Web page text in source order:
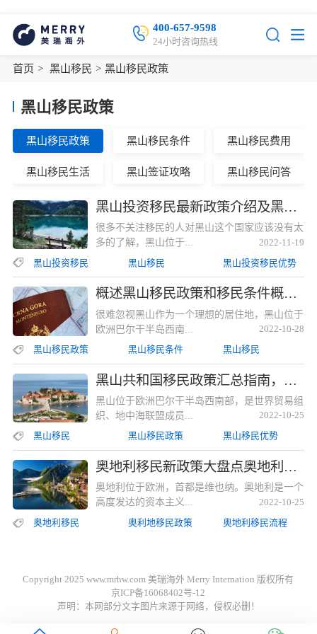
400-657-9598
24小时咨询热线
首页 > 黑山移民 > 黑山移民政策
黑山移民政策
黑山移民政策 黑山移民条件 黑山移民费用
黑山移民生活 黑山签证攻略 黑山移民问答
黑山投资移民最新政策介绍及黑山投资移民优势分析黑山投资移民最新政策介绍及黑山投资移民优势分析
很多不关注移民的人对黑山这个国家应该没有太
多的了解，黑山位于...
2022-11-19
黑山投资移民
黑山移民 黑山投资移民优势
概述黑山移民政策和移民条件概述黑山移民政策和移民条件
很难忽视黑山作为一个理想的居住地，黑山位于
欧洲巴尔干半岛西南...
2022-10-28
黑山移民政策
黑山移民条件 黑山移民
黑山共和国移民政策汇总指南，这些事项不注意要吃亏！黑山共和国移民政策汇总指南，这些事项不注意要吃亏！
黑山位于欧洲巴尔干半岛西南部，是世界贸易组
织、地中海联盟成员...
2022-10-25
黑山移民
黑山移民政策 黑山移民优势
奥地利移民新政策大盘点奥地利移民新政策大盘点
奥地利位于欧洲，首都是维也纳。奥地利是一个
高度发达的资本主义...
2022-10-25
奥地利移民
奥利地移民政策 奥地利移民流程
Copyright 2025 www.mrhw.com 美瑞海外 Merry Internation 版权所有
京ICP备16068402号-12
声明：本网部分文字图片来源于网络，侵权必删！